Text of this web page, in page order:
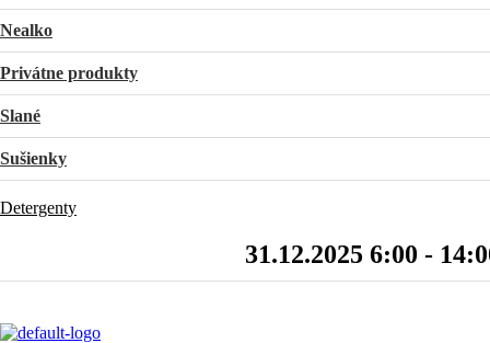
Nealko
Privátne produkty
Slané
Sušienky
Detergenty
31.12.2025 6:00 -